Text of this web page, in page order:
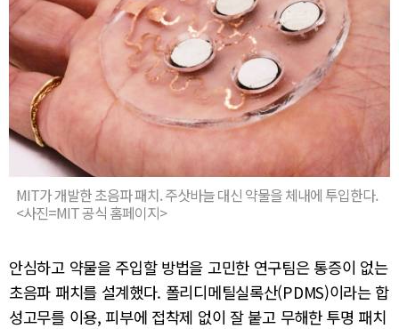
MIT가 개발한 초음파 패치. 주삿바늘 대신 약물을 체내에 투입한다.
<사진=MIT 공식 홈페이지>
안심하고 약물을 주입할 방법을 고민한 연구팀은 통증이 없는
초음파 패치를 설계했다. 폴리디메틸실록산(PDMS)이라는 합
성고무를 이용, 피부에 접착제 없이 잘 붙고 무해한 투명 패치